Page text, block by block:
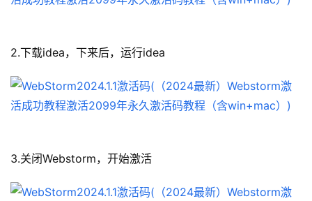
2.下载idea，下来后，运行idea
3.关闭Webstorm，开始激活